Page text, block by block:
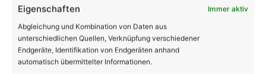
Eigenschaften
Immer aktiv
Abgleichung und Kombination von Daten aus
unterschiedlichen Quellen, Verknüpfung verschiedener
Endgeräte, Identifikation von Endgeräten anhand
automatisch übermittelter Informationen.
32 ℃
So.
28
Mo. Di.
28 ℃
Danke dafür!